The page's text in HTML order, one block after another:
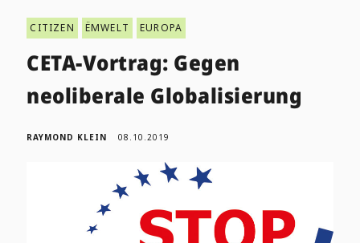
CITIZEN ËMWELT EUROPA
CETA-Vortrag: Gegen
neoliberale Globalisierung
RAYMOND KLEIN 08.10.2019